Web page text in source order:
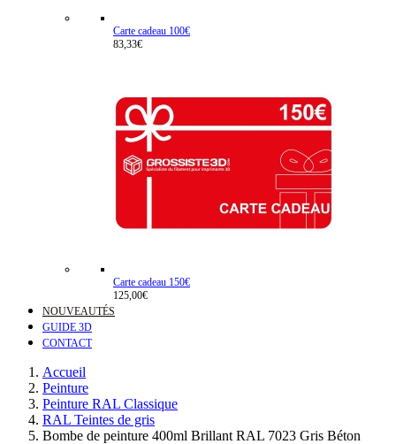
Carte cadeau 100€
83,33€
Carte cadeau 150€
125,00€
NOUVEAUTÉS
GUIDE 3D
CONTACT
Accueil
Peinture
Peinture RAL Classique
RAL Teintes de gris
Bombe de peinture 400ml Brillant RAL 7023 Gris Béton